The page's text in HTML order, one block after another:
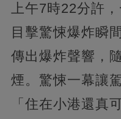
上午7時22分許
目擊驚悚爆炸瞬
傳出爆炸聲響，
煙。驚悚一幕讓
「住在小港還真